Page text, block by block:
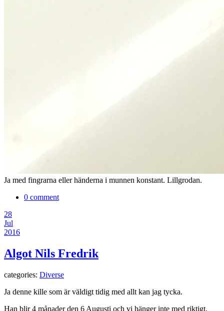
Ja med fingrarna eller händerna i munnen konstant. Lillgrodan.
0 comment
28
Jul
2016
Algot Nils Fredrik
categories: Diverse
Ja denne kille som är väldigt tidig med allt kan jag tycka.
Han blir 4 månader den 6 Augusti och vi hänger inte med riktigt.